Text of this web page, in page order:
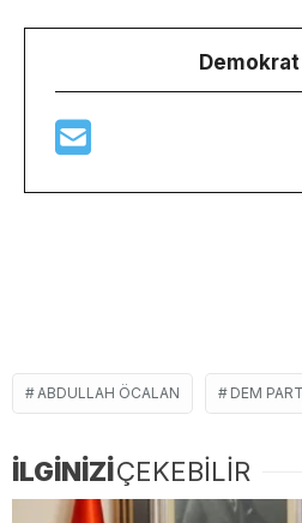
ABDULLAH ÖCALAN DEM
İLGİNİZİÇEKEBİLİR